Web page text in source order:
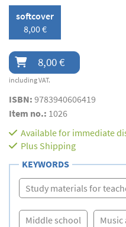
softcover
8,00 €
8,00 €
including VAT.
ISBN: 9783940606419
Item no.: 1026
Available for immediate
Plus Shipping
KEYWORDS
Study materials for
Middle school Music